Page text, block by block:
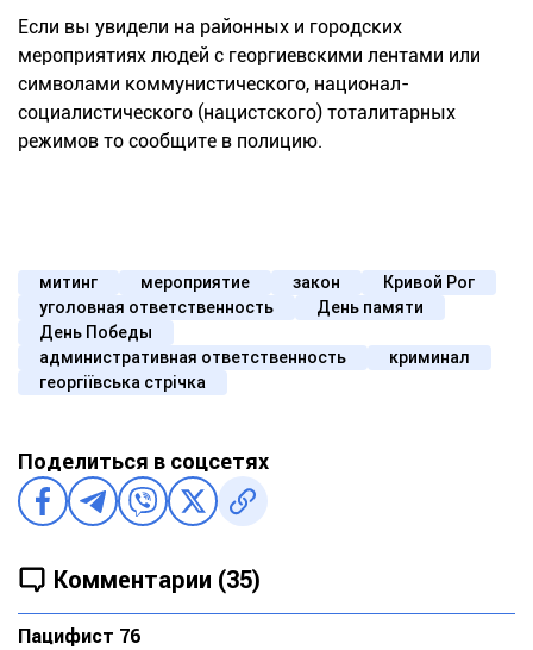
Если вы увидели на районных и городских
мероприятиях людей с георгиевскими лентами или
символами коммунистического, национал-
социалистического (нацистского) тоталитарных
режимов то сообщите в полицию.
митинг мероприятие закон
Кривой Рог
уголовная ответственность
День памяти
День Победы
административная ответственность
криминал
георгіївська стрічка
Поделиться в соцсетях
Комментарии (35)
Пацифист 76